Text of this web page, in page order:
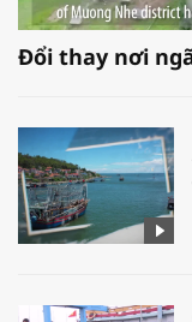
Đổi thay nơi